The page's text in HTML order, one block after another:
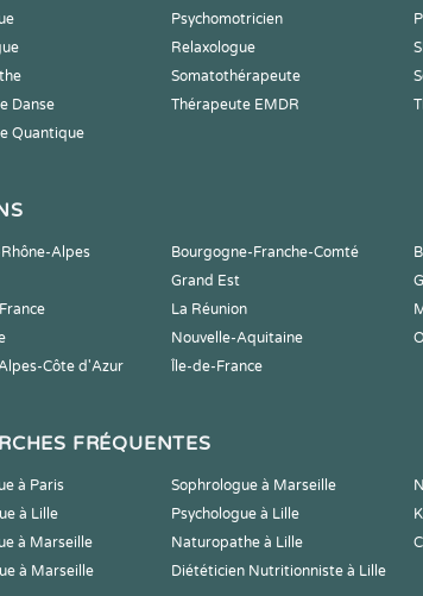
Psychomotricien
Relaxologue
Somatothérapeute
Danse
Thérapeute EMDR
Quantique
Alpes Bourgogne-Franche-Comté
Grand Est
La Réunion
Nouvelle-Aquitaine
Côte d'Azur
Île-de-France
FRÉQUENTES
à Paris Sophrologue à Marseille
à Lille
Psychologue à Lille
à Marseille
Naturopathe à Lille
à Marseille
Diététicien Nutritionniste à Lille